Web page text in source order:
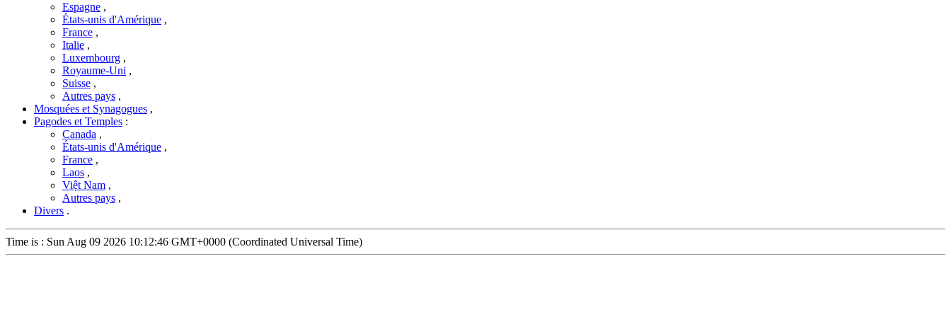
Espagne ,
États-unis d'Amérique ,
France ,
Italie ,
Luxembourg ,
Royaume-Uni ,
Suisse ,
Autres pays ,
Mosquées et Synagogues ,
Pagodes et Temples :
Canada ,
États-unis d'Amérique ,
France ,
Laos ,
Việt Nam ,
Autres pays ,
Divers .
Time is : Sun Aug 09 2026 10:12:46 GMT+0000 (Coordinated Universal Time)